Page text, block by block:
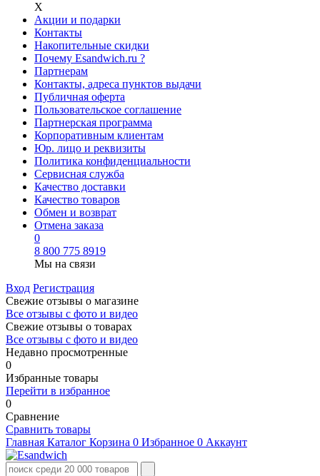
Х
Акции и подарки
Контакты
Накопительные скидки
Почему Esandwich.ru ?
Партнерам
Контакты, адреса пунктов выдачи
Публичная оферта
Пользовательское соглашение
Партнерская программа
Корпоративным клиентам
Юр. лицо и реквизиты
Политика конфиденциальности
Сервисная служба
Качество доставки
Качество товаров
Обмен и возврат
Отмена заказа
0
8 800 775 8919
Мы на связи
Вход Регистрация
Свежие отзывы о магазине
Все отзывы с фото и видео
Свежие отзывы о товарах
Все отзывы c фото и видео
Недавно просмотренные
0
Избранные товары
Перейти в избранное
0
Сравнение
Сравнить товары
Главная Каталог Корзина 0 Избранное 0 Аккаунт